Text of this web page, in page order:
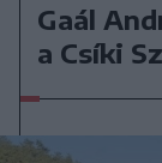
Gaál
a Csíki